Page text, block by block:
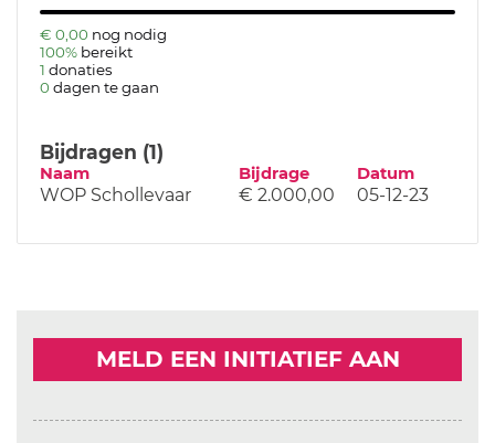
€ 0,00 nog nodig
100% bereikt
1 donaties
0 dagen te gaan
Bijdragen (1)
Naam Bijdrage Datum
WOP Schollevaar € 2.000,00 05-12-23
MELD EEN INITIATIEF AAN